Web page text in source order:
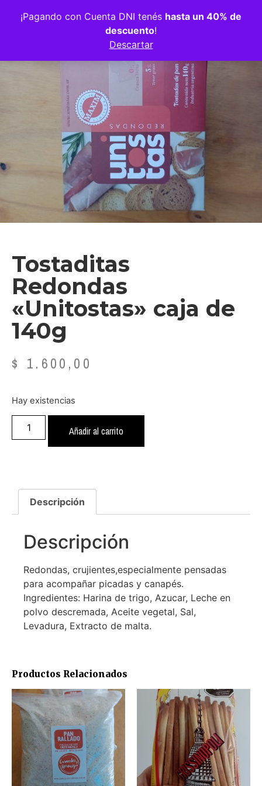
¡Pagando con Cuenta DNI tenés hasta un 40% de
descuento!
Descartar
Volver a la tienda
Tostaditas
Redondas
«Unitostas» caja de
140g
$ 1.600,00
Hay existencias
Añadir al carrito
Descripción
Descripción
Redondas, crujientes,especialmente pensadas
para acompañar picadas y canapés.
Ingredientes: Harina de trigo, Azucar, Leche en
polvo descremada, Aceite vegetal, Sal,
Levadura, Extracto de malta.
Productos Relacionados